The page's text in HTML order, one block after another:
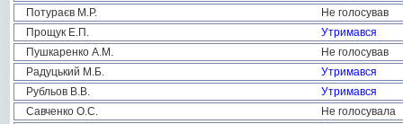
Потураєв М.Р.
Не голосував
Прощук Е.П.
Утримався
Пушкаренко А.М.
Не голосував
Радуцький М.Б.
Утримався
Рубльов В.В.
Утримався
Савченко О.С.
Не голосувала